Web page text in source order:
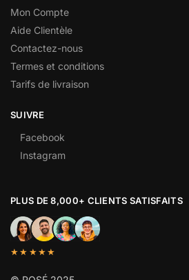
Mon Compte
Aide Clientèle
Contactez-nous
Termes et conditions
Tarifs de livraison
SUIVRE
Facebook
Instagram
PLUS DE 8,000+ CLIENTS SATISFAITS
★★★★★